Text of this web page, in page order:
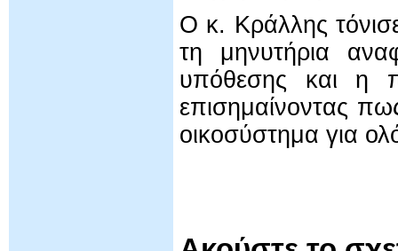
Ο κ. Κράλλης
τη μηνυτήρια
υπόθεσης και η
επισημαίνοντας
οικοσύστημα για